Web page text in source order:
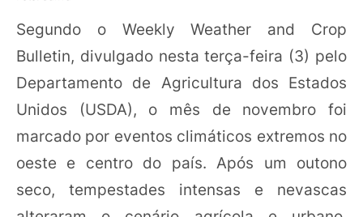
Segundo o Weekly Weather and Crop
Bulletin, divulgado nesta terça-feira (3) pelo
Departamento de Agricultura dos Estados
Unidos (USDA), o mês de novembro foi
marcado por eventos climáticos extremos no
oeste e centro do país. Após um outono
seco, tempestades intensas e nevascas